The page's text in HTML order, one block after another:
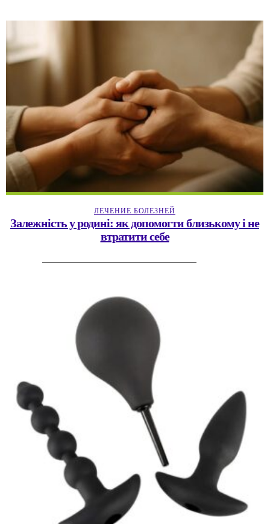
ЛЕЧЕНИЕ БОЛЕЗНЕЙ
Залежність у родині: як допомогти близькому і не
втратити себе